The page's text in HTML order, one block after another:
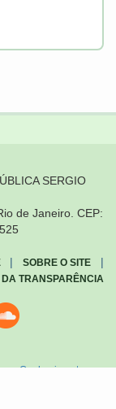
SERGIO
de Janeiro. CEP:
| SOBRE O SITE |
DA TRANSPARÊNCIA
ao Conhecimento,